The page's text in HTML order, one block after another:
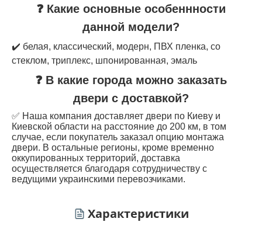
❓ Какие основные особеннности
данной модели?
✔️ белая, классический, модерн, ПВХ пленка, со
стеклом, триплекс, шпонированная, эмаль
❓ В какие города можно заказать
двери с доставкой?
✅ Наша компания доставляет двери по Киеву и
Киевской области на расстояние до 200 км, в том
случае, если покупатель заказал опцию монтажа
двери. В остальные регионы, кроме временно
оккупированных территорий, доставка
осуществляется благодаря сотрудничеству с
ведущими украинскими перевозчиками.
Характеристики